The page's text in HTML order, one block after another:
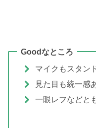
Goodなところ
マイクもスタン
見た目も統一感
一眼レフなどと